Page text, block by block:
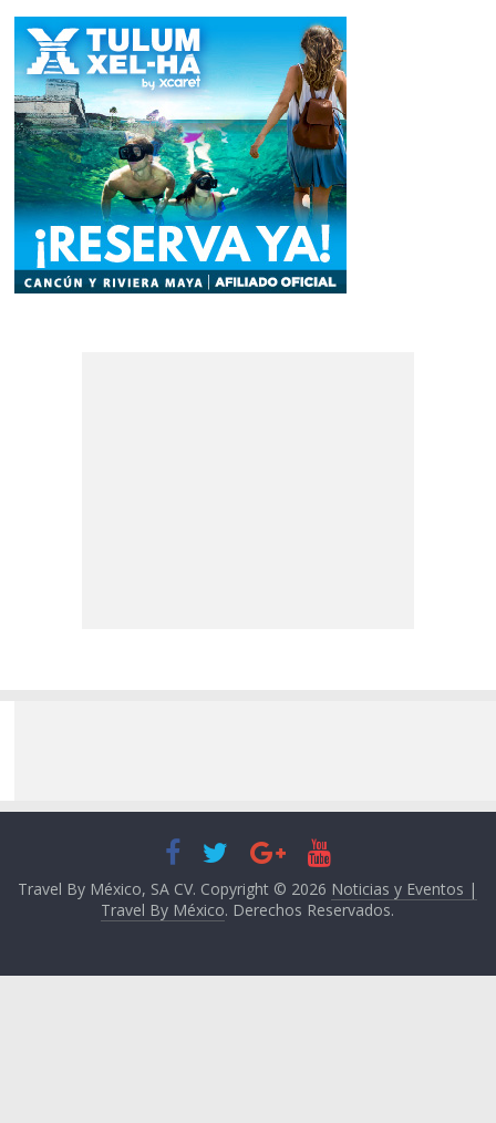
Travel By México, SA CV. Copyright © 2026 Noticias y Eventos |
Travel By México. Derechos Reservados.